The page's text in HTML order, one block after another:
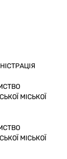
МІСЬКОЇ
МІСЬКОЇ